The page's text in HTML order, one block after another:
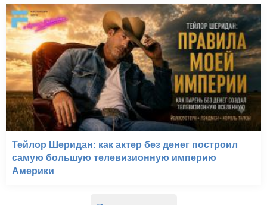
Тейлор Шеридан: как актер без денег построил
самую большую телевизионную империю
Америки